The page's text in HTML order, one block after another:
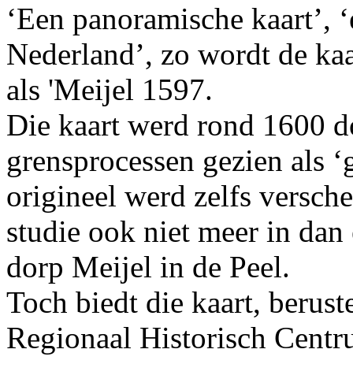
‘Een panoramische kaart’,
Nederland’, zo wordt de
als 'Meijel 1597.
Die kaart werd rond 1600
grensprocessen gezien als
origineel werd zelfs
studie ook niet meer in
dorp Meijel in de Peel.
Toch biedt die kaart,
Regionaal Historisch